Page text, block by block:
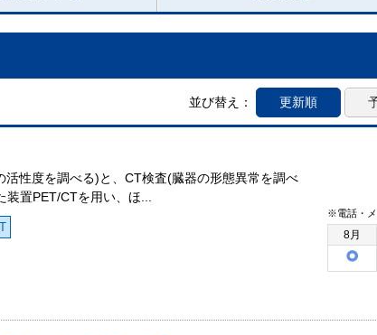
並び替え： 更新順
性度を調べる)と、CT検査(臓器の形態異常を調べ
装置PET/CTを用い、ほ...
※電話・メ
8月